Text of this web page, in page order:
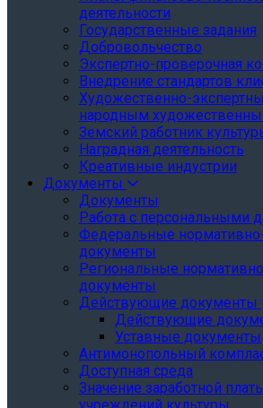
деятельности
Государственные задания
Добровольчество
Экспертно-проверочная
Внедрение стандартов
Художественно-
народным
Земский работник
Наградная деятельность
Креативные индустрии
Документы
Документы
Работа с персональными
Федеральные
документы
Региональные
документы
Действующие документы
Действующие
Уставные документы
Антимонопольный
Доступная среда
Значение заработной